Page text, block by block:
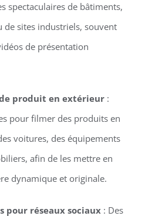
spectaculaires de bâtiments,
de sites industriels, souvent
de présentation
produit en extérieur:
pour filmer des produits en
voitures, des équipements
afin de les mettre en
dynamique et originale.
pour réseaux sociaux: Des